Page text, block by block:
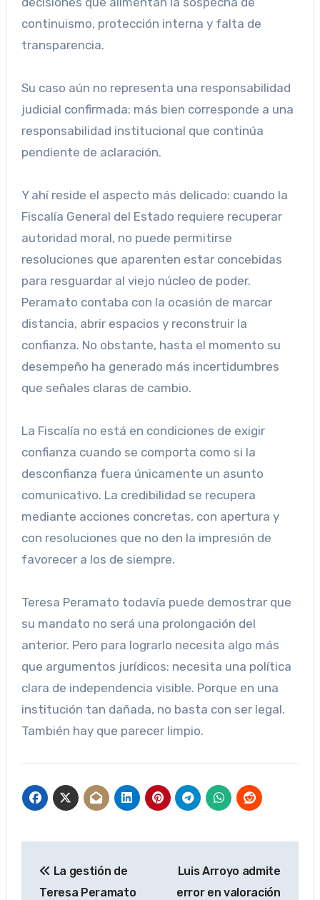
continuismo, protección interna y falta de
transparencia.
Su caso aún no representa una responsabilidad
judicial confirmada; más bien corresponde a una
responsabilidad institucional que continúa
pendiente de aclaración.
Y ahí reside el aspecto más delicado: cuando la
Fiscalía General del Estado requiere recuperar
autoridad moral, no puede permitirse
resoluciones que aparenten estar concebidas
para resguardar al viejo núcleo de poder.
Peramato contaba con la ocasión de marcar
distancia, abrir espacios y reconstruir la
confianza. No obstante, hasta el momento su
desempeño ha generado más incertidumbres
que señales claras de cambio.
La Fiscalía no está en condiciones de exigir
confianza cuando se comporta como si la
desconfianza fuera únicamente un asunto
comunicativo. La credibilidad se recupera
mediante acciones concretas, con apertura y
con resoluciones que no den la impresión de
favorecer a los de siempre.
Teresa Peramato todavía puede demostrar que
su mandato no será una prolongación del
anterior. Pero para lograrlo necesita algo más
que argumentos jurídicos: necesita una política
clara de independencia visible. Porque en una
institución tan dañada, no basta con ser legal.
También hay que parecer limpio.
de
La gestión de
Teresa Peramato
Luis Arroyo admite
error en valoración